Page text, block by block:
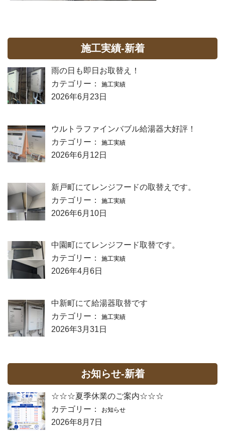
施工実績-新着
雨の日も即日お取替え！
カテゴリー：
施工実績
2026年6月23日
ウルトラファインバブル給湯器大好評！
カテゴリー：
施工実績
2026年6月12日
新戸町にてレンジフードの取替えです。
カテゴリー：
施工実績
2026年6月10日
中園町にてレンジフード取替です。
カテゴリー：
施工実績
2026年4月6日
中新町にて給湯器取替です
カテゴリー：
施工実績
2026年3月31日
お知らせ-新着
☆☆☆夏季休業のご案内☆☆☆
カテゴリー：
お知らせ
2026年8月7日